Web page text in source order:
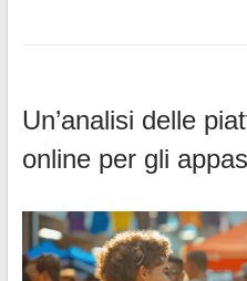
Un’analisi delle
online per gli